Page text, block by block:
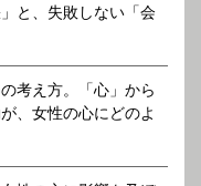
と、失敗しない「会
考え方。「心」から
、女性の心にどのよ